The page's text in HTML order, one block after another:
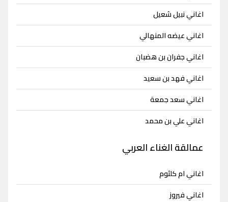
اغاني نبيل شعيل
اغاني عيضه المنهالي
اغاني جفران بن هضبان
اغاني فهد بن سعيد
اغاني سعد جمعة
اغاني علي بن محمد
عمالقة الغناء العربي
اغاني ام كلثوم
اغاني فيروز